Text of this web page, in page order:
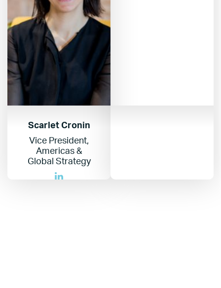
Scarlet Cronin
Vice President,
Americas &
Global Strategy